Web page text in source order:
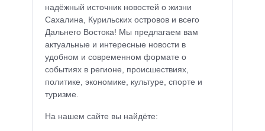
надёжный источник новостей о жизни
Сахалина, Курильских островов и всего
Дальнего Востока! Мы предлагаем вам
актуальные и интересные новости в
удобном и современном формате о
событиях в регионе, происшествиях,
политике, экономике, культуре, спорте и
туризме.
На нашем сайте вы найдёте: